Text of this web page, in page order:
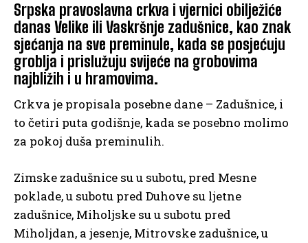
Srpska pravoslavna crkva i vjernici obilježiće
danas Velike ili Vaskršnje zadušnice, kao znak
sjećanja na sve preminule, kada se posjećuju
groblja i prislužuju svijeće na grobovima
najbližih i u hramovima.
Crkva je propisala posebne dane – Zadušnice, i
to četiri puta godišnje, kada se posebno molimo
za pokoj duša preminulih.
Zimske zadušnice su u subotu, pred Mesne
poklade, u subotu pred Duhove su ljetne
zadušnice, Miholjske su u subotu pred
Miholjdan, a jesenje, Mitrovske zadušnice, u